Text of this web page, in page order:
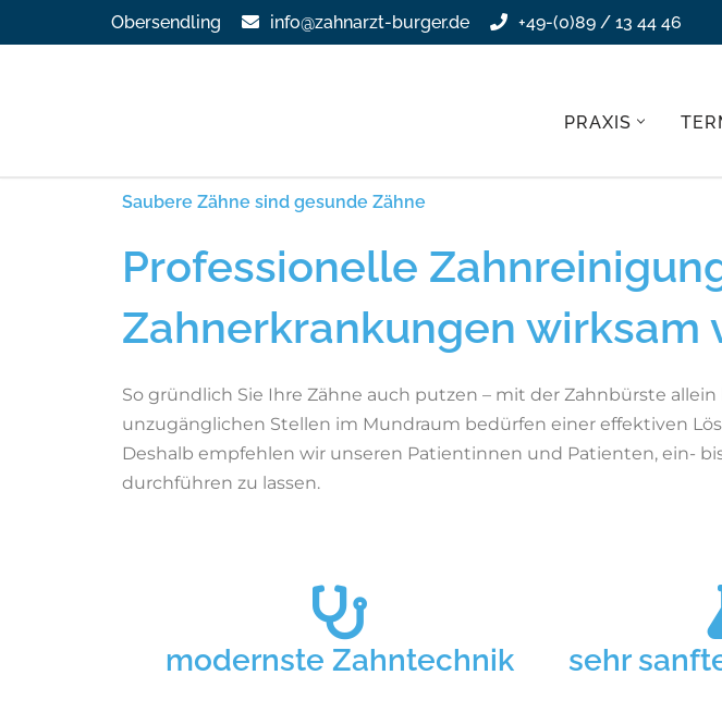
Obersendling info@zahnarzt-burger.de +49-(0)89 / 13 44 46
PRAXIS
Funktionstherapie
Intraoralscanner
Saubere Zähne sind gesunde Zähne
Professionelle
Zahnerkrankungen wirksam
So gründlich Sie Ihre Zähne auch putzen – mit der Zahnbürste
unzugänglichen Stellen im Mundraum bedürfen einer effektiven
Deshalb empfehlen wir unseren Patientinnen und Patienten, ein-
durchführen zu lassen.
modernste Zahntechnik sehr